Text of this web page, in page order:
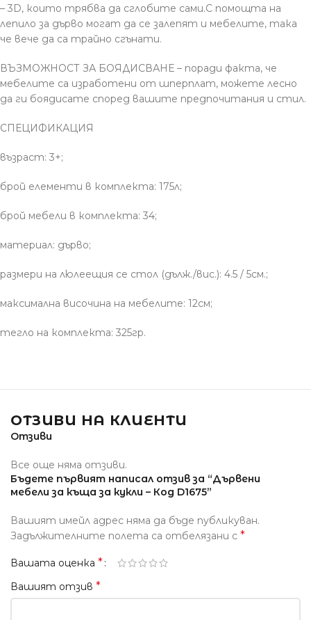
– 3D, които трябва да сглобите сами.С помощта на
лепило за дърво могат да се залепят и мебелите, така
че вече да са трайно сгънати.
ВЪЗМОЖНОСТ ЗА БОЯДИСВАНЕ – поради факта, че
мебелите са изработени от шперплат, можете лесно
да ги боядисате според вашите предпочитания и стил.
СПЕЦИФИКАЦИЯ
възраст: 3+;
брой елементи в комплекта: 175л;
брой мебели в комплекта: 34;
материал: дърво;
размери на люлеещия се стол (дълж./вис.): 4.5 / 5см.;
максимална височина на мебелите: 12см;
тегло на комплекта: 325гр.
ОТЗИВИ НА КЛИЕНТИ
Отзиви
Все още няма отзиви.
Бъдете първият написал отзив за “Дървени
мебели за къща за кукли – Код D1675”
Вашият имейл адрес няма да бъде публикуван.
Задължителните полета са отбелязани с *
Вашата оценка *
Вашият отзив *